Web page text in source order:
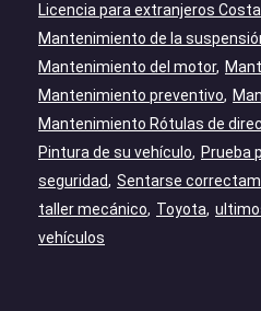
Licencia para extranjeros
Mantenimiento de la
Mantenimiento del motor
Mantenimiento preventivo
Mantenimiento Rótulas de
Pintura de su vehículo
Prueba
seguridad
Sentarse
taller mecánico
Toyota
vehículos